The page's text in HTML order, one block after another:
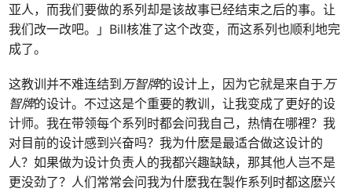
亚人，而我们要做的系列却是该故事已经结束之后的事。让
我们改一改吧。」Bill核准了这个改变，而这系列也顺利地完
成了。
这教训并不难连结到万智牌的设计上，因为它就是来自于万
智牌的设计。不过这是个重要的教训，让我变成了更好的设
计师。我在带领每个系列时都会问我自己，热情在哪裡？我
对目前的设计感到兴奋吗？我为什麽是最适合做这设计的
人？如果做为设计负责人的我都兴趣缺缺，那其他人岂不是
更没劲了？人们常常会问我为什麽我在製作系列时都这麽兴